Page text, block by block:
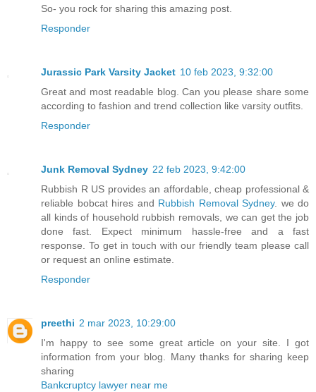
So- you rock for sharing this amazing post.
Responder
Jurassic Park Varsity Jacket 10 feb 2023, 9:32:00
Great and most readable blog. Can you please share some
according to fashion and trend collection like varsity outfits.
Responder
Junk Removal Sydney 22 feb 2023, 9:42:00
Rubbish R US provides an affordable, cheap professional &
reliable bobcat hires and Rubbish Removal Sydney. we do
all kinds of household rubbish removals, we can get the job
done fast. Expect minimum hassle-free and a fast
response. To get in touch with our friendly team please call
or request an online estimate.
Responder
preethi 2 mar 2023, 10:29:00
I'm happy to see some great article on your site. I got
information from your blog. Many thanks for sharing keep
sharing
Bankcruptcy lawyer near me